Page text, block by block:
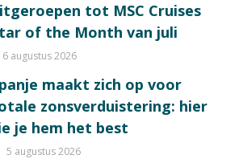
tot MSC Cruises
of the Month van juli
6 augustus 2026
maakt zich op voor
zonsverduistering: hier
je hem het best
5 augustus 2026